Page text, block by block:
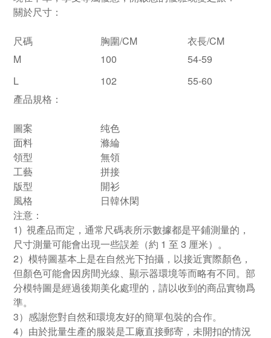
關於尺寸：
尺碼 胸圍/CM
衣長/CM
M
100
54-59
L
102
55-60
產品規格：
圖案
纯色
面料
滌綸
領型
無領
工藝
拼接
版型
開衫
風格
日韓休閑
注意：
1) 視產品而定，通常尺碼表所示數據都是平鋪測量的，
尺寸測量可能會出現一些誤差（約 1 至 3 厘米）。
2）模特圖基本上是在自然光下拍攝，以接近實際顏色，
但顏色可能會因房間光線、顯示器環境等而略有不同。部
分模特圖是經過後期美化處理的，請以收到的商品實物爲
準。
3）感謝您對自然和環境友好的簡單包裝的合作。
4）由於批量生產的服裝是工廠直接郵寄，未開扣的情況